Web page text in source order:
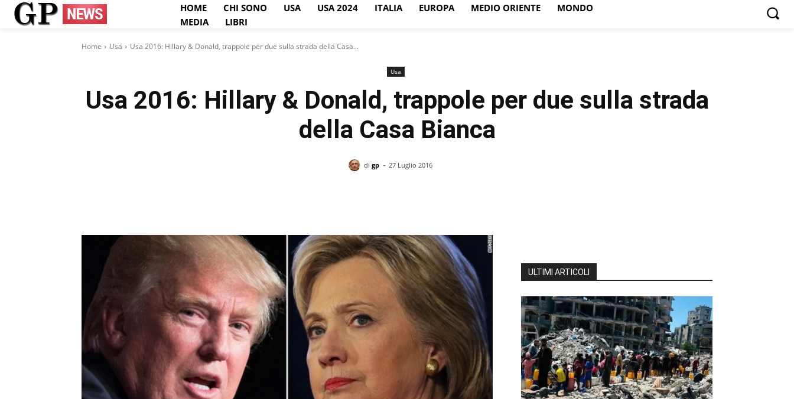
HOME CHI SONO USA USA 2024 ITALIA EUROPA MEDIO ORIENTE
MONDO
MEDIA
LIBRI
Home Usa Usa 2016: Hillary & Donald, trappole per due sulla strada della Casa...
Usa
Usa 2016: Hillary & Donald, trappole per due sulla strada
della Casa Bianca
di gp - 27 Luglio 2016
ULTIMI ARTICOLI